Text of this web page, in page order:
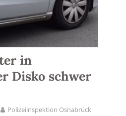
in
Disko schwer
Polizeiinspektion Osnabrück